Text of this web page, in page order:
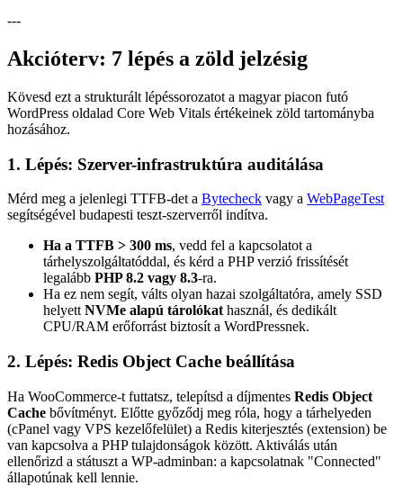
---
Akcióterv: 7 lépés a zöld jelzésig
Kövesd ezt a strukturált lépéssorozatot a magyar piacon futó
WordPress oldalad Core Web Vitals értékeinek zöld tartományba
hozásához.
1. Lépés: Szerver-infrastruktúra auditálása
Mérd meg a jelenlegi TTFB-det a Bytecheck vagy a WebPageTest
segítségével budapesti teszt-szerverről indítva.
Ha a TTFB > 300 ms, vedd fel a kapcsolatot a
tárhelyszolgáltatóddal, és kérd a PHP verzió frissítését
legalább PHP 8.2 vagy 8.3-ra.
Ha ez nem segít, válts olyan hazai szolgáltatóra, amely SSD
helyettNVMe alapú tárolókathasznál, és dedikált
CPU/RAM erőforrást biztosít a WordPressnek.
2. Lépés: Redis Object Cache beállítása
Ha WooCommerce-t futtatsz, telepítsd a díjmentes Redis Object
Cache bővítményt. Előtte győződj meg róla, hogy a tárhelyeden
(cPanel vagy VPS kezelőfelület) a Redis kiterjesztés (extension) be
van kapcsolva a PHP tulajdonságok között. Aktiválás után
ellenőrizd a státuszt a WP-adminban: a kapcsolatnak "Connected"
állapotúnak kell lennie.